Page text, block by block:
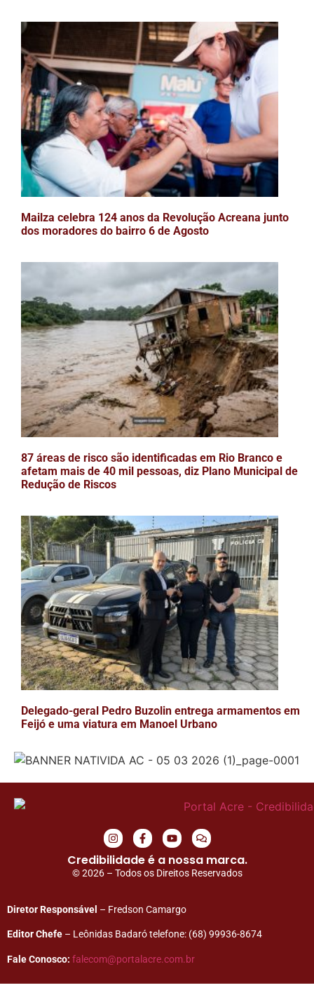
Mailza celebra 124 anos da Revolução Acreana junto
dos moradores do bairro 6 de Agosto
87 áreas de risco são identificadas em Rio Branco e
afetam mais de 40 mil pessoas, diz Plano Municipal de
Redução de Riscos
Delegado-geral Pedro Buzolin entrega armamentos em
Feijó e uma viatura em Manoel Urbano
Credibilidade é a nossa marca.
© 2026 – Todos os Direitos Reservados
Diretor Responsável – Fredson Camargo
Editor Chefe – Leônidas Badaró telefone: (68) 99936-8674
Fale Conosco: falecom@portalacre.com.br